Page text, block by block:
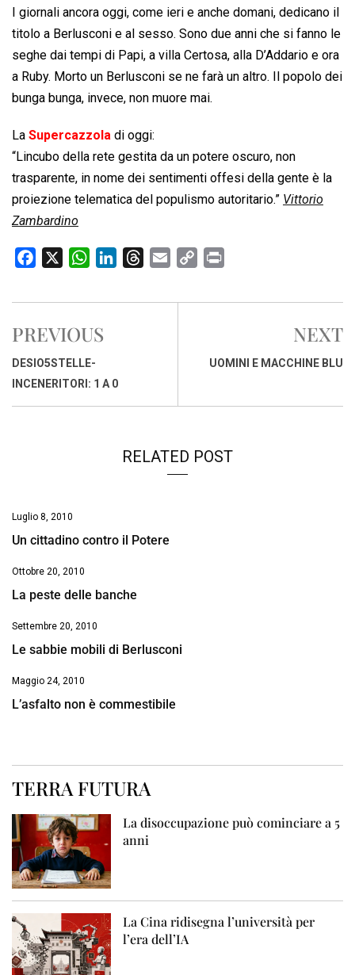
I giornali ancora oggi, come ieri e anche domani, dedicano il
titolo a Berlusconi e al sesso. Sono due anni che si fanno le
seghe dai tempi di Papi, a villa Certosa, alla D’Addario e ora
a Ruby. Morto un Berlusconi se ne farà un altro. Il popolo dei
bunga bunga, invece, non muore mai.
La Supercazzola di oggi:
“Lincubo della rete gestita da un potere oscuro, non
trasparente, in nome dei sentimenti offesi della gente è la
proiezione telematica del populismo autoritario.” Vittorio
Zambardino
c
b
o
o
W
a
s
A
p
n
I
r
a
p
i
PREVIOUS
DESIO5STELLE-
INCENERITORI: 1 A 0
NEXT
UOMINI E MACCHINE BLU
RELATED POST
Luglio 8, 2010
Un cittadino contro il Potere
Ottobre 20, 2010
La peste delle banche
Settembre 20, 2010
Le sabbie mobili di Berlusconi
Maggio 24, 2010
L’asfalto non è commestibile
TERRA FUTURA
La disoccupazione può cominciare a 5
anni
La Cina ridisegna l’università per
l’era dell’IA